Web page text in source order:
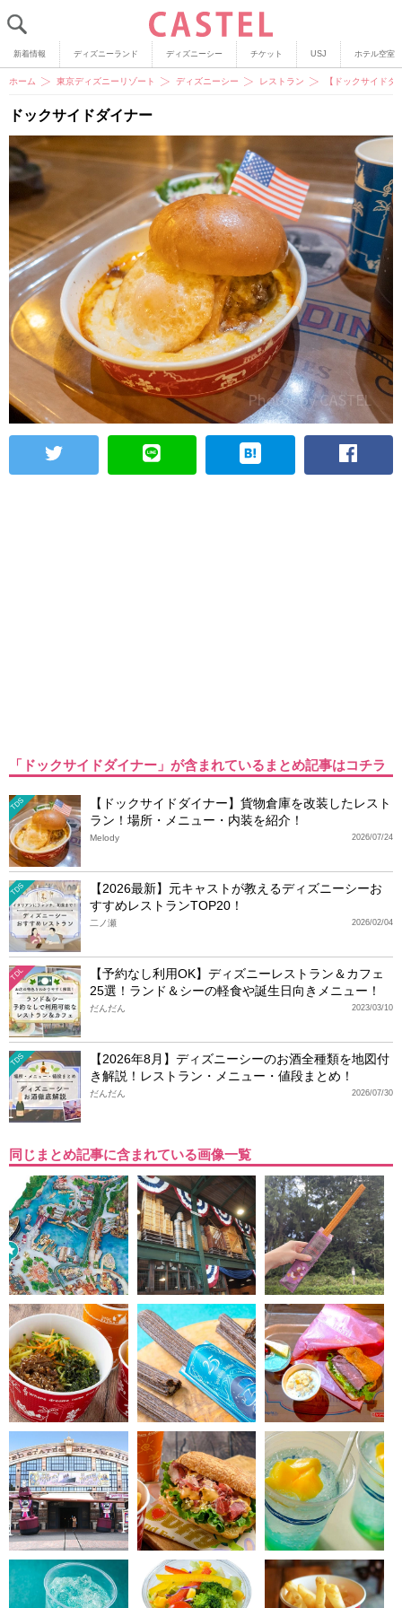
新着情報 ディズニーランド ディズニーシー チケット USJ ホテル空室
ホーム 東京ディズニーリゾート ディズニーシー レストラン 【ドックサイド
ドックサイドダイナー
「ドックサイドダイナー」が含まれているまとめ記事はコチラ
TDS
【ドックサイドダイナー】貨物倉庫を改装したレスト
ラン！場所・メニュー・内装を紹介！
2026/07/24
Melody
TDS
【2026最新】元キャストが教えるディズニーシーお
すすめレストランTOP20！
2026/02/04
二ノ瀬
TDL
【予約なし利用OK】ディズニーレストラン＆カフェ
25選！ランド＆シーの軽食や誕生日向きメニュー！
2023/03/10
だんだん
TDS
【2026年8月】ディズニーシーのお酒全種類を地図付
き解説！レストラン・メニュー・値段まとめ！
2026/07/30
だんだん
同じまとめ記事に含まれている画像一覧